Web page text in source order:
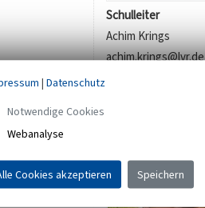
Schulleiter
Achim Krings
achim.krings@lvr.de
| Datenschutz
Notwendige Cookies
Webanalyse
Cookies akzeptieren Speichern